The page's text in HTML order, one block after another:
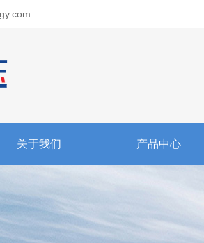
关于我们 产品中心